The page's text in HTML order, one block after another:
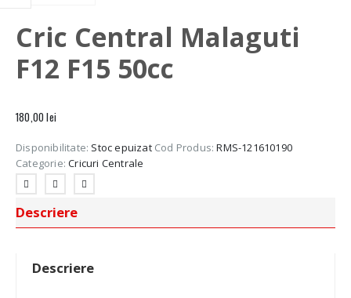
Cric Central Malaguti
F12 F15 50cc
180,00lei
Disponibilitate: Stoc epuizat Cod Produs:RMS-121610190
Categorie:Cricuri Centrale
Descriere
Descriere